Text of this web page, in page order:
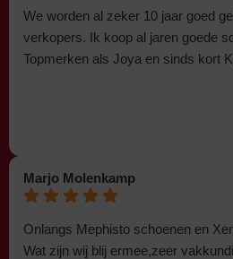
We worden al zeker 10 jaar goed
verkopers. Ik koop al jaren goede
Topmerken als Joya en sinds kort
Marjo Molenkamp
Onlangs Mephisto schoenen en
Wat zijn wij blij ermee,zeer